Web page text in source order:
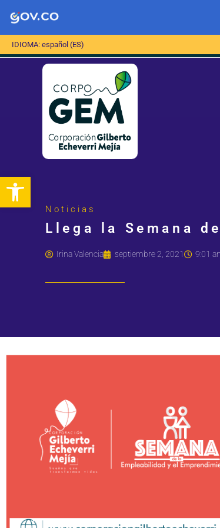
Abrir barra de herramientas
IDIOMA: español (ES)
Noticias
Llega la Semana
Irina Valencia septiembre 2, 2021 9:01